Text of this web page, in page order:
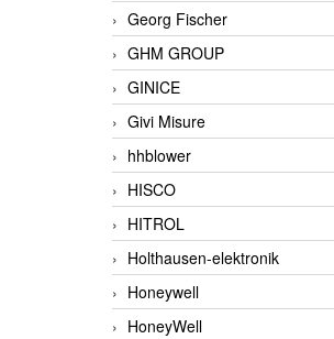
Georg Fischer
GHM GROUP
GINICE
Givi Misure
hhblower
HISCO
HITROL
Holthausen-elektronik
Honeywell
HoneyWell